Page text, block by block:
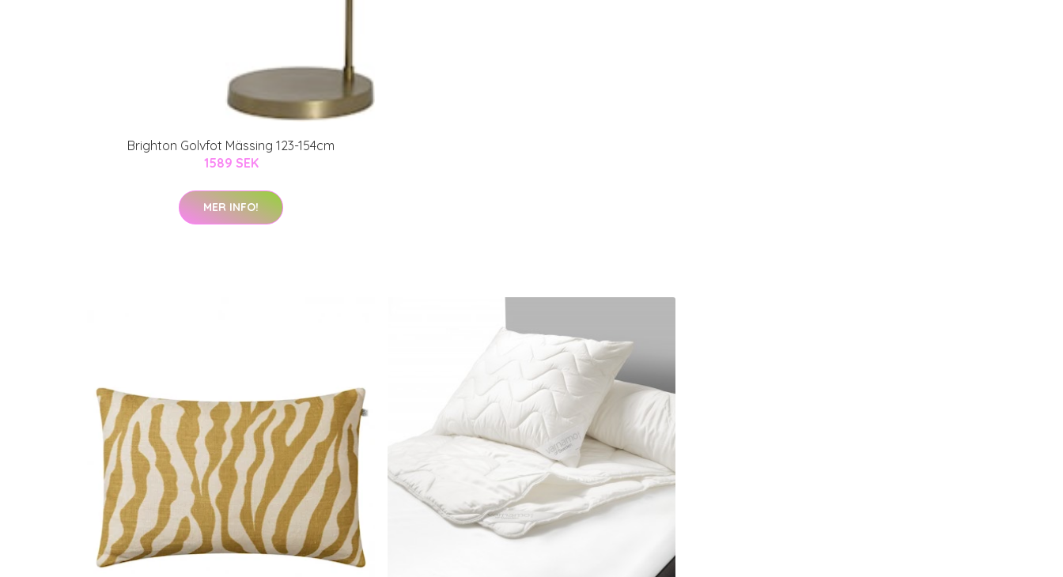
Brighton Golvfot Mässing 123-154cm
1589 SEK
MER INFO!